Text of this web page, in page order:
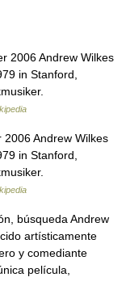
2006 Andrew Wilkes
in Stanford,
Andrew Wilkes
in Stanford,
búsqueda Andrew
artísticamente
y comediante
película,